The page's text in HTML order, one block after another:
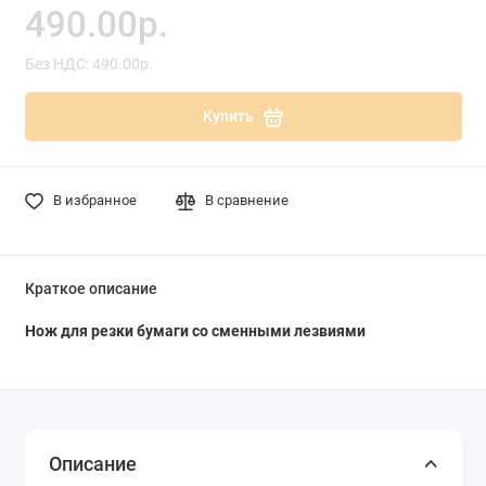
490.00р.
Без НДС: 490.00р.
Купить
В избранное В сравнение
Краткое описание
Нож для резки бумаги со сменными лезвиями
Описание